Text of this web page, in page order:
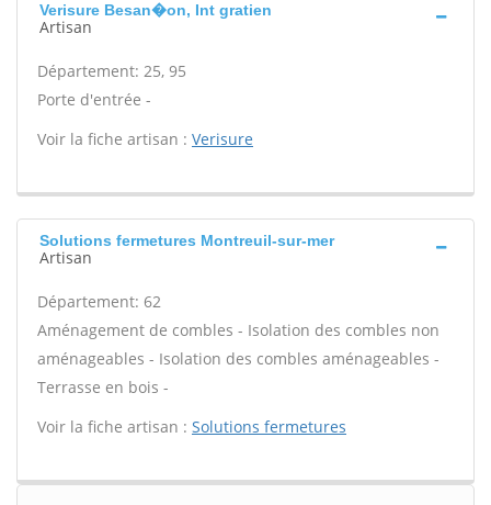
Verisure Besan�on, Int gratien
Artisan
Département: 25, 95
Porte d'entrée -
Voir la fiche artisan : Verisure
Solutions fermetures Montreuil-sur-mer
Artisan
Département: 62
Aménagement de combles - Isolation des combles non
aménageables - Isolation des combles aménageables -
Terrasse en bois -
Voir la fiche artisan : Solutions fermetures